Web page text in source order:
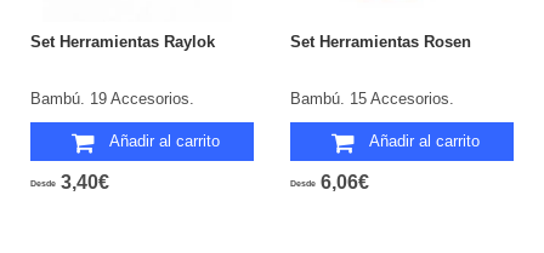
Set Herramientas Raylok
Bambú. 19 Accesorios.
Añadir al carrito
Desde 3,40€
Set Herramientas Rosen
Bambú. 15 Accesorios.
Añadir al carrito
Desde 6,06€